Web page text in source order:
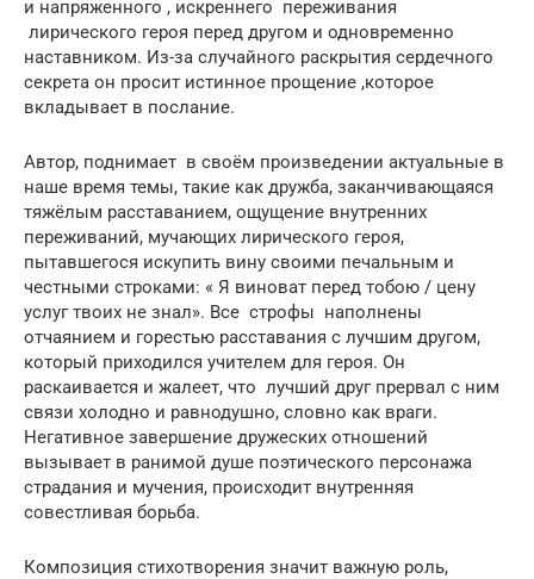
и напряженного , искреннего переживания
лирического героя перед другом и одновременно
наставником. Из-за случайного раскрытия сердечного
секрета он просит истинное прощение ,которое
вкладывает в послание.
Автор, поднимает в своём произведении актуальные в
наше время темы, такие как дружба, заканчивающаяся
тяжёлым расставанием, ощущение внутренних
переживаний, мучающих лирического героя,
пытавшегося искупить вину своими печальным и
честными строками: « Я виноват перед тобою / цену
услуг твоих не знал». Все строфы наполнены
отчаянием и горестью расставания с лучшим другом,
который приходился учителем для героя. Он
раскаивается и жалеет, что лучший друг прервал с ним
связи холодно и равнодушно, словно как враги.
Негативное завершение дружеских отношений
вызывает в ранимой душе поэтического персонажа
страдания и мучения, происходит внутренняя
совестливая борьба.
Композиция стихотворения значит важную роль,